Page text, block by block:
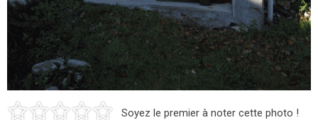
Soyez le premier à noter cette photo !